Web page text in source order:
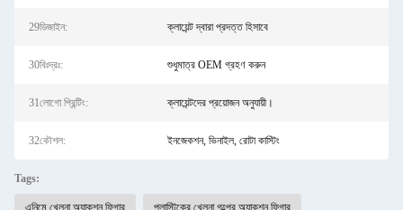
29ডিজাইন: ক্লায়েন্ট দ্বারা প্রদত্ত হিসাবে
30বিঃদ্রঃ: শুধুমাত্র OEM গ্রহণ করুন
31লোগো প্রিন্টিং: ক্লায়েন্টদের প্রয়োজন অনুযায়ী।
32কৌশল: ইনজেকশন, ভিনাইল, রোটা কাস্টিং
Tags:
এনিমে খেলনা অ্যাকশন ফিগার প্লাস্টিকের খেলনা গল্পের অ্যাকশন ফিগার